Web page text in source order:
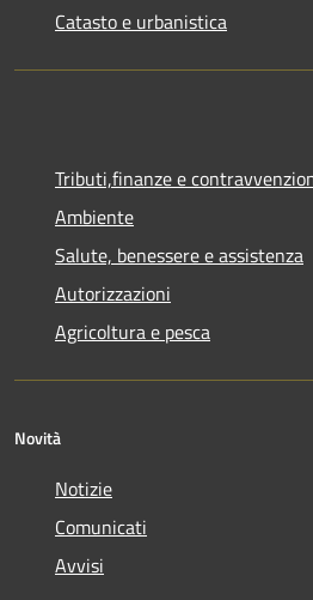
Catasto e urbanistica
Tributi,finanze e
Ambiente
Salute, benessere e assistenza
Autorizzazioni
Agricoltura e pesca
Novità
Notizie
Comunicati
Avvisi